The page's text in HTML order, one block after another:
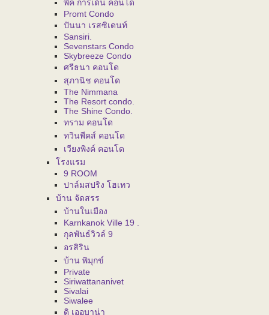
พีค การเด้น คอนโด
Promt Condo
ปันนา เรสซิเดนท์
Sansiri.
Sevenstars Condo
Skybreeze Condo
ศรีธนา คอนโด
สุภานิช คอนโด
The Nimmana
The Resort condo.
The Shine Condo.
ทราม คอนโด
ทวินพีคส์ คอนโด
เวียงพิงค์ คอนโด
โรงแรม
9 ROOM
ปาล์มสปริง โฮเทว
บ้าน จัดสรร
บ้านในเมือง
Karnkanok Ville 19 .
กุลพันธ์วิวล์ 9
อรสิริน
บ้าน พิมุกข์
Private
Siriwattananivet
Sivalai
Siwalee
ดิ เออบาน่า